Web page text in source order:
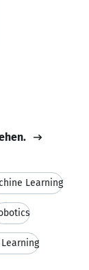
Learning